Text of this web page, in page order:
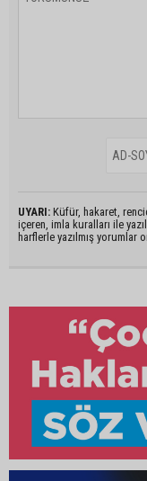
UYARI: Küfür, hakaret,
içeren, imla kuralları ile
harflerle yazılmış yorumlar